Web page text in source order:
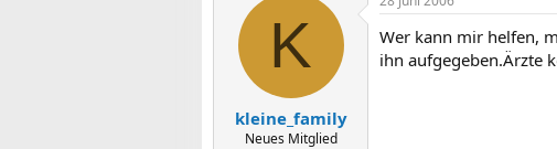
e
l
a
K
kleine_family
Neues Mitglied
Wer kann mir helfen,
ihn aufgegeben.Ärzte